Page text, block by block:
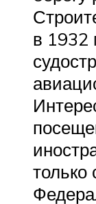
в 1932
только